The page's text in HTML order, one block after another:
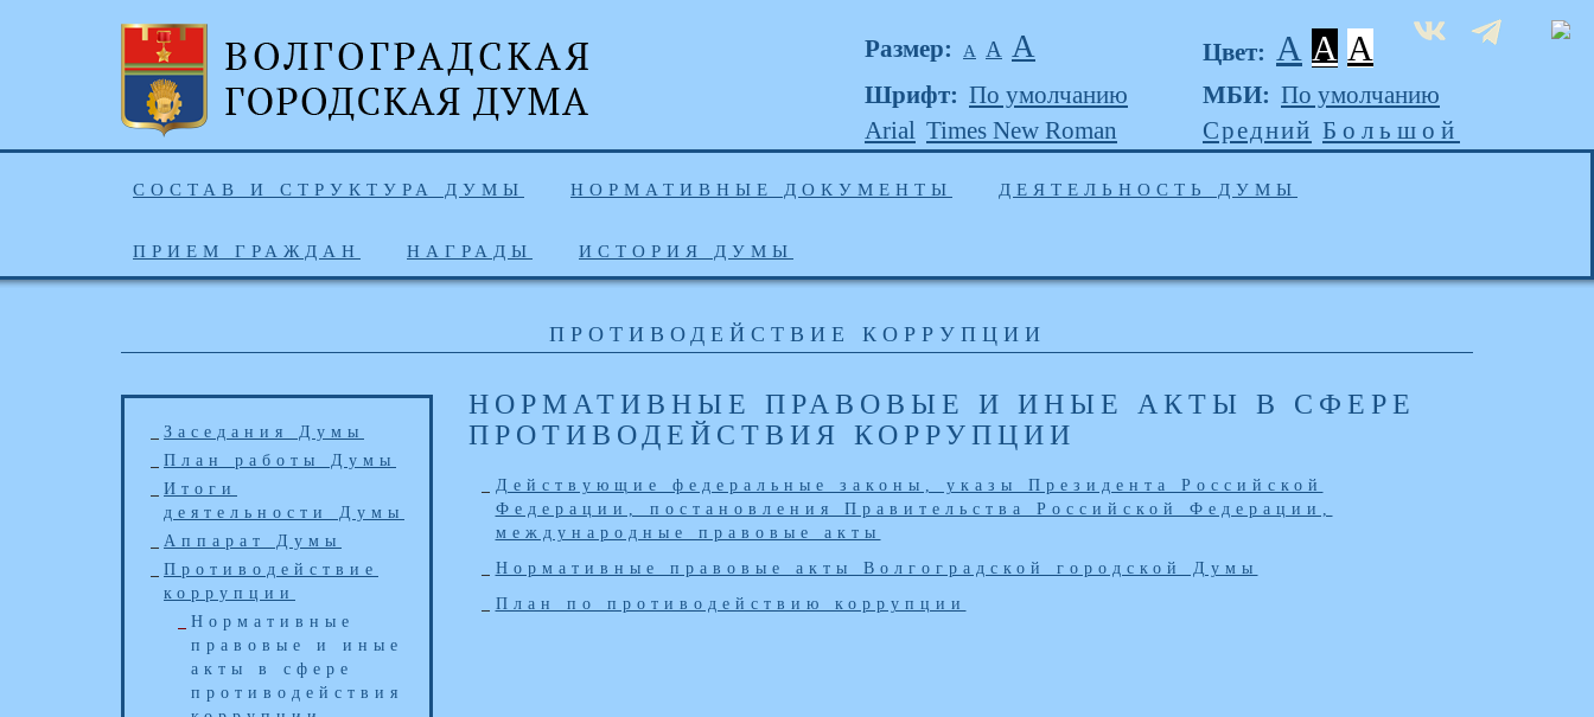
Размер: А А А Цвет: A A A
Шрифт: По умолчанию
Arial Times New Roman
МБИ: По умолчанию
Средний Большой
СОСТАВ И СТРУКТУРА ДУМЫ НОРМАТИВНЫЕ ДОКУМЕНТЫ ДЕЯТЕЛЬНОСТЬ ДУМЫ
ПРИЕМ ГРАЖДАН НАГРАДЫ ИСТОРИЯ ДУМЫ
ПРОТИВОДЕЙСТВИЕ КОРРУПЦИИ
Заседания Думы
План работы Думы
Итоги
деятельности Думы
Аппарат Думы
Противодействие
коррупции
Нормативные
правовые и иные
акты в сфере
противодействия
НОРМАТИВНЫЕ ПРАВОВЫЕ И ИНЫЕ АКТЫ В СФЕРЕ
ПРОТИВОДЕЙСТВИЯ КОРРУПЦИИ
Действующие федеральные законы, указы Президента Российской
Федерации, постановления Правительства Российской Федерации,
международные правовые акты
Нормативные правовые акты Волгоградской городской Думы
План по противодействию коррупции